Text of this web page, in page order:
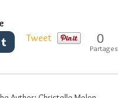
Tweet
0
Partages